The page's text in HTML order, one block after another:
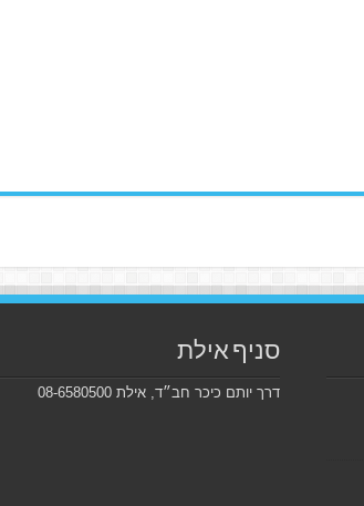
סניף אילת
דרך יותם כיכר חב״ד, אילת 08-6580500